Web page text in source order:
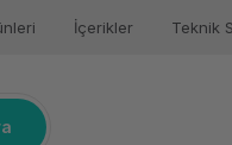
İçerikler Teknik